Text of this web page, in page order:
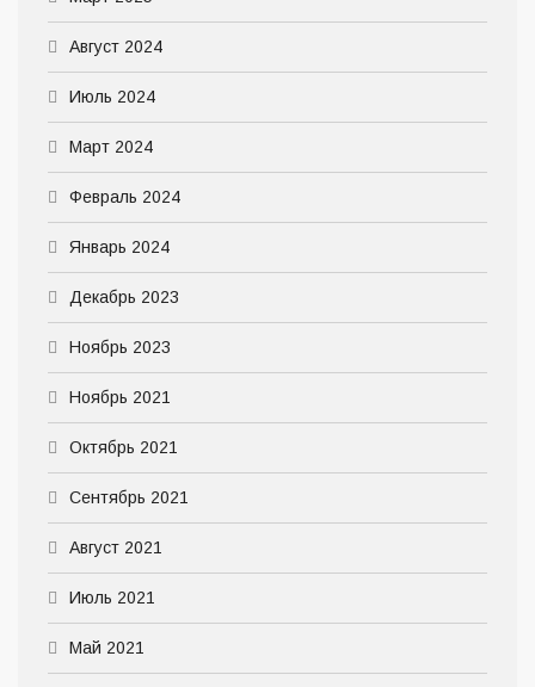
Август 2024
Июль 2024
Март 2024
Февраль 2024
Январь 2024
Декабрь 2023
Ноябрь 2023
Ноябрь 2021
Октябрь 2021
Сентябрь 2021
Август 2021
Июль 2021
Май 2021